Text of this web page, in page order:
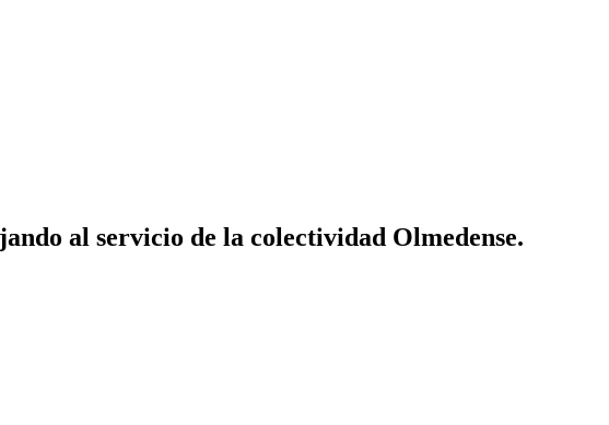
al servicio de la colectividad Olmedense.